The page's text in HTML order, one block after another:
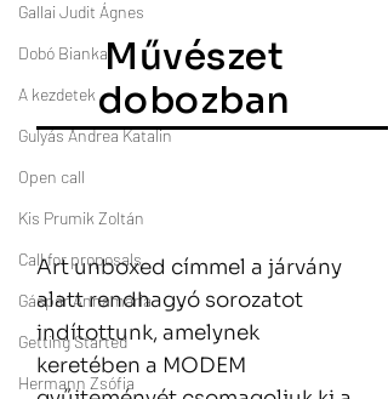
Gallai Judit Ágnes
Dobó Bianka
A kezdetek
Gulyás Andrea Katalin
Open call
Kis Prumik Zoltán
Call for proposals
Gáspár Annamária
Getting Started
Hermann Zsófia